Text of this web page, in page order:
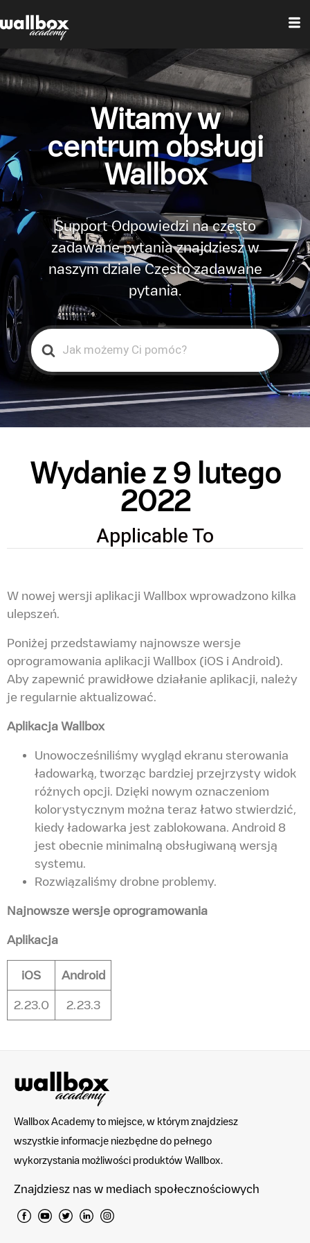
Witamy w
centrum obsługi
Wallbox
Support Odpowiedzi na często
zadawane pytania znajdziesz w
naszym dziale Często zadawane
pytania.
Search
For
Wydanie z 9 lutego
2022
Applicable To
W nowej wersji aplikacji Wallbox wprowadzono kilka
ulepszeń.
Poniżej przedstawiamy najnowsze wersje
oprogramowania aplikacji Wallbox (iOS i Android).
Aby zapewnić prawidłowe działanie aplikacji, należy
je regularnie aktualizować.
Aplikacja Wallbox
Unowocześniliśmy wygląd ekranu sterowania
ładowarką, tworząc bardziej przejrzysty widok
różnych opcji. Dzięki nowym oznaczeniom
kolorystycznym można teraz łatwo stwierdzić,
kiedy ładowarka jest zablokowana. Android 8
jest obecnie minimalną obsługiwaną wersją
systemu.
Rozwiązaliśmy drobne problemy.
Najnowsze wersje oprogramowania
Aplikacja
iOS Android
2.23.0 2.23.3
Wallbox Academy to miejsce, w którym znajdziesz
wszystkie informacje niezbędne do pełnego
wykorzystania możliwości produktów Wallbox.
Znajdziesz nas w mediach społecznościowych